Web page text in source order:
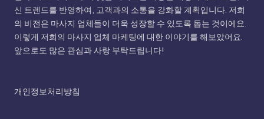
신 트렌드를 반영하여, 고객과의 소통을 강화할 계획입니다. 저희
의 비전은 마사지 업체들이 더욱 성장할 수 있도록 돕는 것이에요.
이렇게 저희의 마사지 업체 마케팅에 대한 이야기를 해보았어요.
앞으로도 많은 관심과 사랑 부탁드립니다!
개인정보처리방침